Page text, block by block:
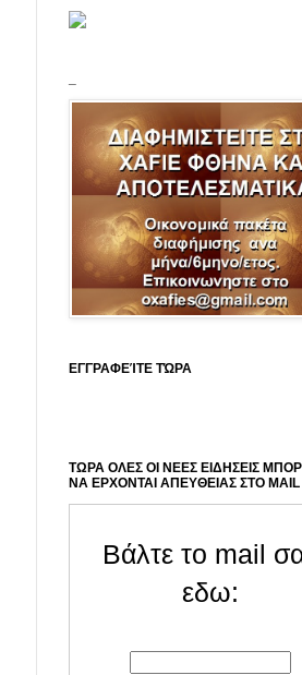
ΕΓΓΡΑΦΕΊΤΕ ΤΏΡΑ
ΤΩΡΑ ΟΛΕΣ ΟΙ ΝΕΕΣ ΕΙΔΗΣΕΙΣ
ΝΑ ΕΡΧΟΝΤΑΙ ΑΠΕΥΘΕΙΑΣ ΣΤΟ
Βάλτε το mail
εδω: